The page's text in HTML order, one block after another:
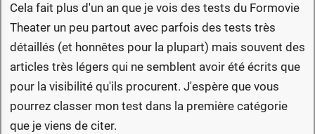
Cela fait plus d'un an que je vois des tests du Formovie
Theater un peu partout avec parfois des tests très
détaillés (et honnêtes pour la plupart) mais souvent des
articles très légers qui ne semblent avoir été écrits que
pour la visibilité qu'ils procurent. J'espère que vous
pourrez classer mon test dans la première catégorie
que je viens de citer.